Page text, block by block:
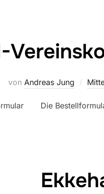
von Andreas Jung
Die